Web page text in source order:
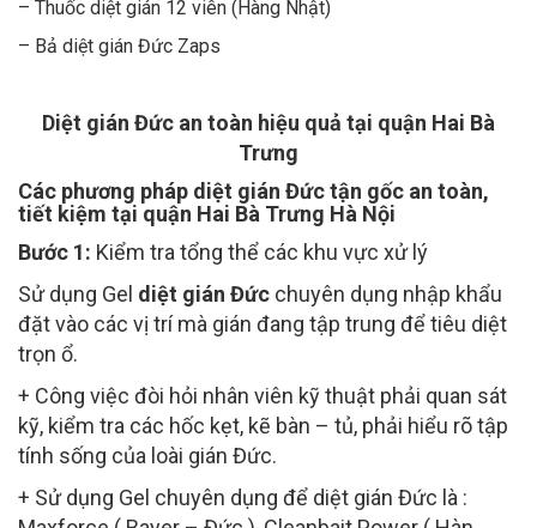
– Bả diệt gián Đức Zaps
Diệt gián Đức an toàn hiệu quả tại quận Hai Bà
Trưng
Các phương pháp diệt gián Đức tận gốc an toàn,
tiết kiệm tại quận Hai Bà Trưng Hà Nội
Bước 1: Kiểm tra tổng thể các khu vực xử lý
Sử dụng Gel diệt gián Đức
chuyên dụng nhập khẩu
đặt vào các vị trí mà gián đang tập trung để tiêu diệt
trọn ổ.
+ Công việc đòi hỏi nhân viên kỹ thuật phải quan sát
kỹ, kiểm tra các hốc kẹt, kẽ bàn – tủ, phải hiểu rõ tập
tính sống của loài gián Đức.
+ Sử dụng Gel chuyên dụng để diệt gián Đức là :
Maxforce ( Bayer – Đức ), Cleanbait Power ( Hàn